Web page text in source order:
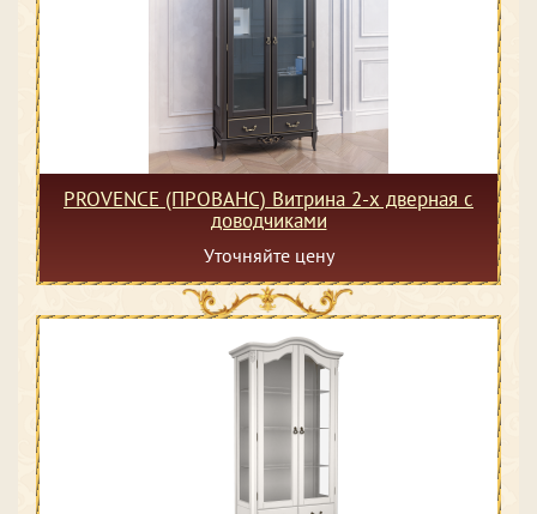
PROVENCE (ПРОВАНС) Витрина 2-х дверная с
доводчиками
Уточняйте цену